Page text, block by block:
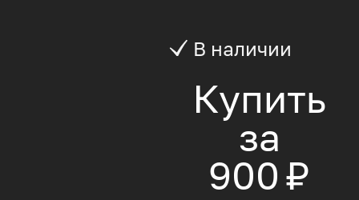
В наличии
Купить
за
900 ₽